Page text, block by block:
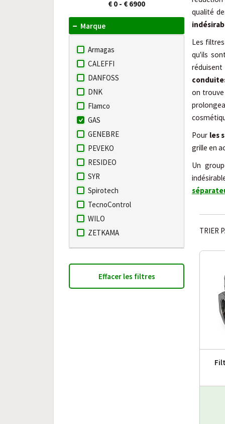
€ 0 - € 6900
Marque
Armagas
CALEFFI
DANFOSS
DNK
Flamco
GAS
GENEBRE
PEVEKO
RESIDEO
SYR
Spirotech
TecnoControl
WILO
ZETKAMA
Effacer les filtres
qualité
Les
qu'ils
on
Pour les
grille en
Un
TRIER